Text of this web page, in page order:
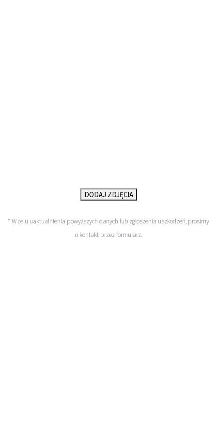
DODAJ ZDJĘCIA
* W celu uaktualnienia powyższych danych lub zgłoszenia uszkodzeń, prosimy
o kontakt przezformularz.